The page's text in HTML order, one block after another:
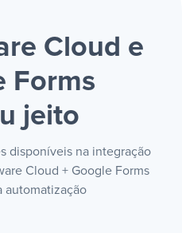
Cloud e
Forms
jeito
disponíveis na integração
Cloud + Google Forms
automatização